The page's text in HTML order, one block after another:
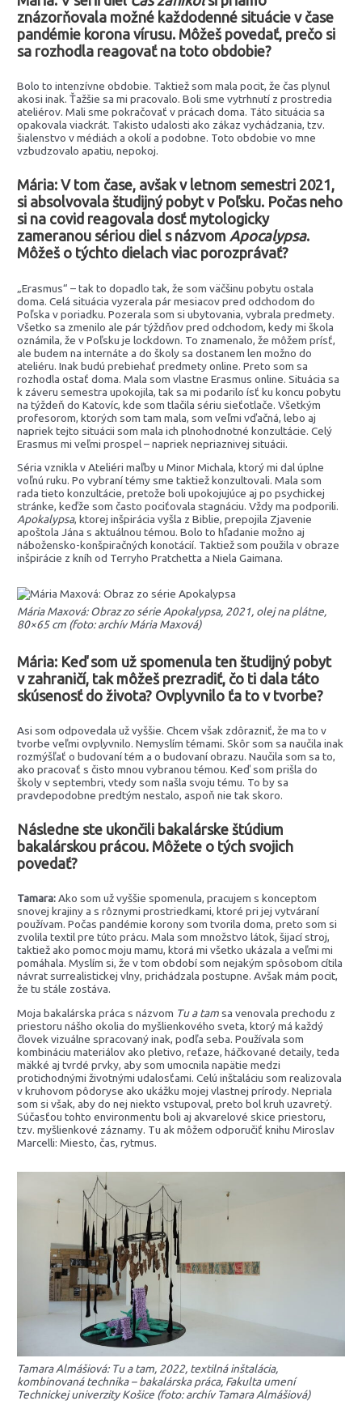
znázorňovala možné každodenné situácie v čase
pandémie korona vírusu. Môžeš povedať, prečo si
sa rozhodla reagovať na toto obdobie?
Bolo to intenzívne obdobie. Taktiež som mala pocit, že čas plynul
akosi inak. Ťažšie sa mi pracovalo. Boli sme vytrhnutí z prostredia
ateliérov. Mali sme pokračovať v prácach doma. Táto situácia sa
opakovala viackrát. Takisto udalosti ako zákaz vychádzania, tzv.
šialenstvo v médiách a okolí a podobne. Toto obdobie vo mne
vzbudzovalo apatiu, nepokoj.
Mária: V tom čase, avšak v letnom semestri 2021,
si absolvovala študijný pobyt v Poľsku. Počas neho
si na covid reagovala dosť mytologicky
zameranou sériou diel s názvomApocalypsa.
Môžeš o týchto dielach viac porozprávať?
„Erasmus“ – tak to dopadlo tak, že som väčšinu pobytu ostala
doma. Celá situácia vyzerala pár mesiacov pred odchodom do
Poľska v poriadku. Pozerala som si ubytovania, vybrala predmety.
Všetko sa zmenilo ale pár týždňov pred odchodom, kedy mi škola
oznámila, že v Poľsku je lockdown. To znamenalo, že môžem prísť,
ale budem na internáte a do školy sa dostanem len možno do
ateliéru. Inak budú prebiehať predmety online. Preto som sa
rozhodla ostať doma. Mala som vlastne Erasmus online. Situácia sa
k záveru semestra upokojila, tak sa mi podarilo ísť ku koncu pobytu
na týždeň do Katovíc, kde som tlačila sériu sieťotlače. Všetkým
profesorom, ktorých som tam mala, som veľmi vďačná, lebo aj
napriek tejto situácii som mala ich plnohodnotné konzultácie. Celý
Erasmus mi veľmi prospel – napriek nepriaznivej situácii.
Séria vznikla v Ateliéri maľby u Minor Michala, ktorý mi dal úplne
voľnú ruku. Po vybraní témy sme taktiež konzultovali. Mala som
rada tieto konzultácie, pretože boli upokojujúce aj po psychickej
stránke, keďže som často pociťovala stagnáciu. Vždy ma podporili.
Apokalypsa, ktorej inšpirácia vyšla z Biblie, prepojila Zjavenie
apoštola Jána s aktuálnou témou. Bolo to hľadanie možno aj
nábožensko-konšpiračných konotácií. Taktiež som použila v obraze
inšpirácie z kníh od Terryho Pratchetta a Niela Gaimana.
Mária Maxová: Obraz zo série Apokalypsa, 2021, olej na plátne,
80×65 cm (foto: archív Mária Maxová)
Mária: Keď som už spomenula ten študijný pobyt
v zahraničí, tak môžeš prezradiť, čo ti dala táto
skúsenosť do života? Ovplyvnilo ťa to v tvorbe?
Asi som odpovedala už vyššie. Chcem však zdôrazniť, že ma to v
tvorbe veľmi ovplyvnilo. Nemyslím témami. Skôr som sa naučila inak
rozmýšľať o budovaní tém a o budovaní obrazu. Naučila som sa to,
ako pracovať s čisto mnou vybranou témou. Keď som prišla do
školy v septembri, vtedy som našla svoju tému. To by sa
pravdepodobne predtým nestalo, aspoň nie tak skoro.
Následne ste ukončili bakalárske štúdium
bakalárskou prácou. Môžete o tých svojich
povedať?
Tamara:Ako som už vyššie spomenula, pracujem s konceptom
snovej krajiny a s rôznymi prostriedkami, ktoré pri jej vytváraní
používam. Počas pandémie korony som tvorila doma, preto som si
zvolila textil pre túto prácu. Mala som množstvo látok, šijací stroj,
taktiež ako pomoc moju mamu, ktorá mi všetko ukázala a veľmi mi
pomáhala. Myslím si, že v tom období som nejakým spôsobom cítila
návrat surrealistickej vlny, prichádzala postupne. Avšak mám pocit,
že tu stále zostáva.
Moja bakalárska práca s názvom Tu a tamsa venovala prechodu z
priestoru nášho okolia do myšlienkového sveta, ktorý má každý
človek vizuálne spracovaný inak, podľa seba. Používala som
kombináciu materiálov ako pletivo, reťaze, háčkované detaily, teda
mäkké aj tvrdé prvky, aby som umocnila napätie medzi
protichodnými životnými udalosťami. Celú inštaláciu som realizovala
v kruhovom pôdoryse ako ukážku mojej vlastnej prírody. Nepriala
som si však, aby do nej niekto vstupoval, preto bol kruh uzavretý.
Súčasťou tohto environmentu boli aj akvarelové skice priestoru,
tzv. myšlienkové záznamy. Tu ak môžem odporučiť knihu Miroslav
Marcelli: Miesto, čas, rytmus.
Tamara Almášiová: Tu a tam, 2022, textilná inštalácia,
kombinovaná technika – bakalárska práca, Fakulta umení
Technickej univerzity Košice (foto: archív Tamara Almášiová)